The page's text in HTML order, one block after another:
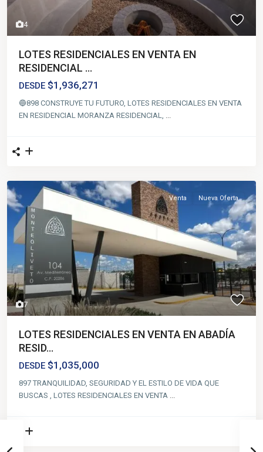
4
LOTES RESIDENCIALES EN VENTA EN
RESIDENCIAL ...
DESDE $1,936,271
🔵898 CONSTRUYE TU FUTURO, LOTES RESIDENCIALES EN VENTA
EN RESIDENCIAL MORANZA RESIDENCIAL, ...
7
Venta Nueva Oferta
LOTES RESIDENCIALES EN VENTA EN ABADÍA
RESID...
DESDE $1,035,000
897 TRANQUILIDAD, SEGURIDAD Y EL ESTILO DE VIDA QUE
BUSCAS , LOTES RESIDENCIALES EN VENTA ...